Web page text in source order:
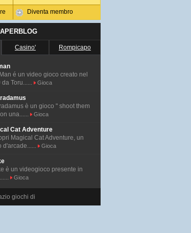
Diventa membro
Casino' Rompicapo
é un video gioco creato nel
da Toru......
Gioca
è un gioco " shoot them
una......
Gioca
Cat Adventure
Magical Cat Adventure, un
d'arcade......
Gioca
è un videogioco presente in
Gioca
giochi di